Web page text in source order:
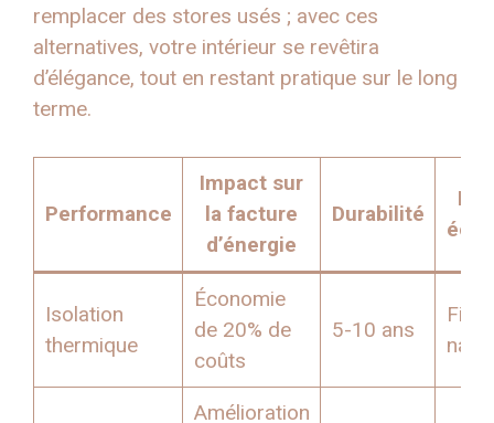
remplacer des stores usés ; avec ces
alternatives, votre intérieur se revêtira
d’élégance, tout en restant pratique sur le long
terme.
Performance
Impact sur
la facture
d’énergie
Durabilité
Isolation
thermique
Économie
de 20% de
coûts
5-10 ans
Amélioration